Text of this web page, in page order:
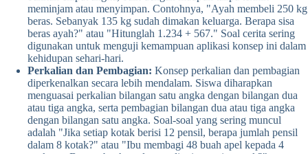
meminjam atau menyimpan. Contohnya, "Ayah membeli 250 kg
beras. Sebanyak 135 kg sudah dimakan keluarga. Berapa sisa
beras ayah?" atau "Hitunglah 1.234 + 567." Soal cerita sering
digunakan untuk menguji kemampuan aplikasi konsep ini dalam
kehidupan sehari-hari.
Perkalian dan Pembagian: Konsep perkalian dan pembagian
diperkenalkan secara lebih mendalam. Siswa diharapkan
menguasai perkalian bilangan satu angka dengan bilangan dua
atau tiga angka, serta pembagian bilangan dua atau tiga angka
dengan bilangan satu angka. Soal-soal yang sering muncul
adalah "Jika setiap kotak berisi 12 pensil, berapa jumlah pensil
dalam 8 kotak?" atau "Ibu membagi 48 buah apel kepada 4